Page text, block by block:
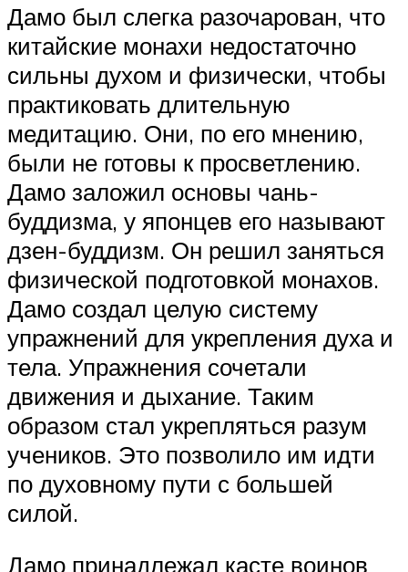
Дамо был слегка разочарован, что
китайские монахи недостаточно
сильны духом и физически, чтобы
практиковать длительную
медитацию. Они, по его мнению,
были не готовы к просветлению.
Дамо заложил основы чань-
буддизма, у японцев его называют
дзен-буддизм. Он решил заняться
физической подготовкой монахов.
Дамо создал целую систему
упражнений для укрепления духа и
тела. Упражнения сочетали
движения и дыхание. Таким
образом стал укрепляться разум
учеников. Это позволило им идти
по духовному пути с большей
силой.
Дамо принадлежал касте воинов